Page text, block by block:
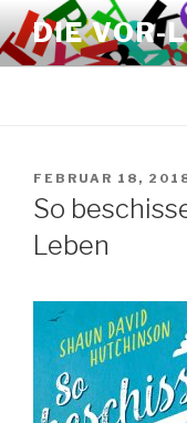
Zum
Inhalt
springen
DIE VOR-
VERÖFFENTLICHT
AM
FEBRUAR 18,
So
Leben